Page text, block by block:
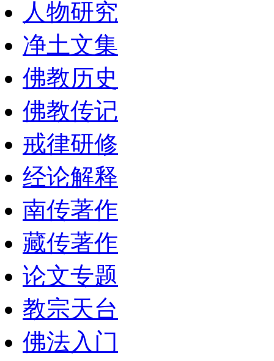
人物研究
净土文集
佛教历史
佛教传记
戒律研修
经论解释
南传著作
藏传著作
论文专题
教宗天台
佛法入门